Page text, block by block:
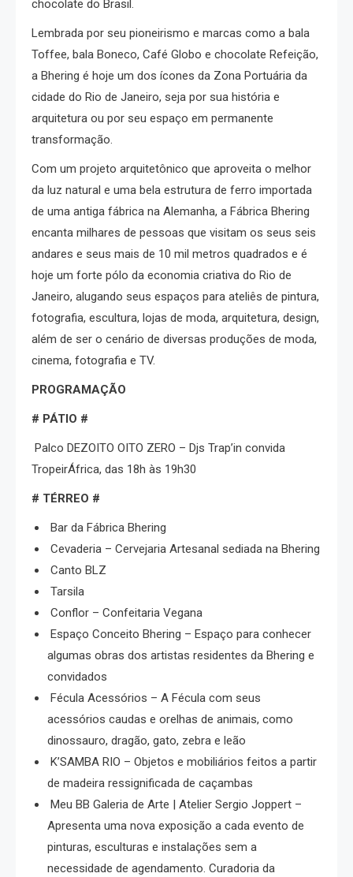
chocolate do Brasil.
Lembrada por seu pioneirismo e marcas como a bala
Toffee, bala Boneco, Café Globo e chocolate Refeição,
a Bhering é hoje um dos ícones da Zona Portuária da
cidade do Rio de Janeiro, seja por sua história e
arquitetura ou por seu espaço em permanente
transformação.
Com um projeto arquitetônico que aproveita o melhor
da luz natural e uma bela estrutura de ferro importada
de uma antiga fábrica na Alemanha, a Fábrica Bhering
encanta milhares de pessoas que visitam os seus seis
andares e seus mais de 10 mil metros quadrados e é
hoje um forte pólo da economia criativa do Rio de
Janeiro, alugando seus espaços para ateliês de pintura,
fotografia, escultura, lojas de moda, arquitetura, design,
além de ser o cenário de diversas produções de moda,
cinema, fotografia e TV.
PROGRAMAÇÃO
# PÁTIO #
Palco DEZOITO OITO ZERO – Djs Trap’in convida
TropeirÁfrica, das 18h às 19h30
# TÉRREO #
Bar da Fábrica Bhering
Cevaderia – Cervejaria Artesanal sediada na Bhering
Canto BLZ
Tarsila
Conflor – Confeitaria Vegana
Espaço Conceito Bhering – Espaço para conhecer
algumas obras dos artistas residentes da Bhering e
convidados
Fécula Acessórios – A Fécula com seus
acessórios caudas e orelhas de animais, como
dinossauro, dragão, gato, zebra e leão
K’SAMBA RIO – Objetos e mobiliários feitos a partir
de madeira ressignificada de caçambas
Meu BB Galeria de Arte | Atelier Sergio Joppert –
Apresenta uma nova exposição a cada evento de
pinturas, esculturas e instalações sem a
necessidade de agendamento. Curadoria da